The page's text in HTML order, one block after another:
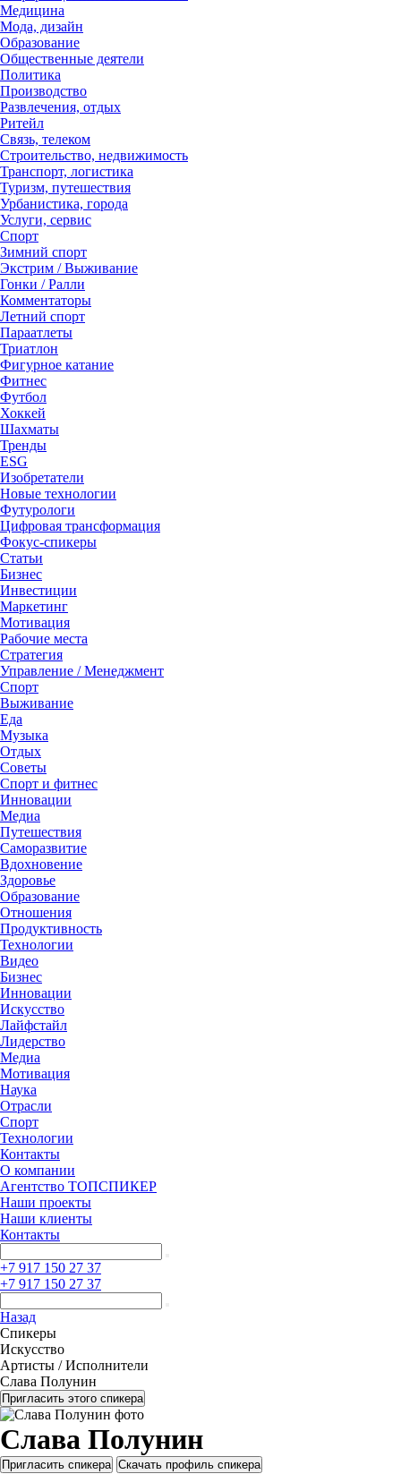
Медицина
Мода, дизайн
Образование
Общественные деятели
Политика
Производство
Развлечения, отдых
Ритейл
Связь, телеком
Строительство, недвижимость
Транспорт, логистика
Туризм, путешествия
Урбанистика, города
Услуги, сервис
Спорт
Зимний спорт
Экстрим / Выживание
Гонки / Ралли
Комментаторы
Летний спорт
Параатлеты
Триатлон
Фигурное катание
Фитнес
Футбол
Хоккей
Шахматы
Тренды
ESG
Изобретатели
Новые технологии
Футурологи
Цифровая трансформация
Фокус-спикеры
Статьи
Бизнес
Инвестиции
Маркетинг
Мотивация
Рабочие места
Стратегия
Управление / Менеджмент
Спорт
Выживание
Еда
Музыка
Отдых
Советы
Спорт и фитнес
Инновации
Медиа
Путешествия
Саморазвитие
Вдохновение
Здоровье
Образование
Отношения
Продуктивность
Технологии
Видеo
Бизнес
Инновации
Искусство
Лайфстайл
Лидерство
Медиа
Мотивация
Наука
Отрасли
Спорт
Технологии
Контакты
О компании
Агентство ТОПСПИКЕР
Наши проекты
Наши клиенты
Контакты
+7 917 150 27 37
+7 917 150 27 37
Назад
Спикеры
Искусство
Артисты / Исполнители
Слава Полунин
Пригласить этого спикера
Слава Полунин
Пригласить спикера Скачать профиль спикера